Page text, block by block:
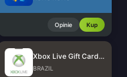
Opinie Kup
Xbox Live Gift Card (BR)
BRAZIL